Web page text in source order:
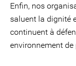
Enfin, nos
saluent la dignité
continuent à
environnement